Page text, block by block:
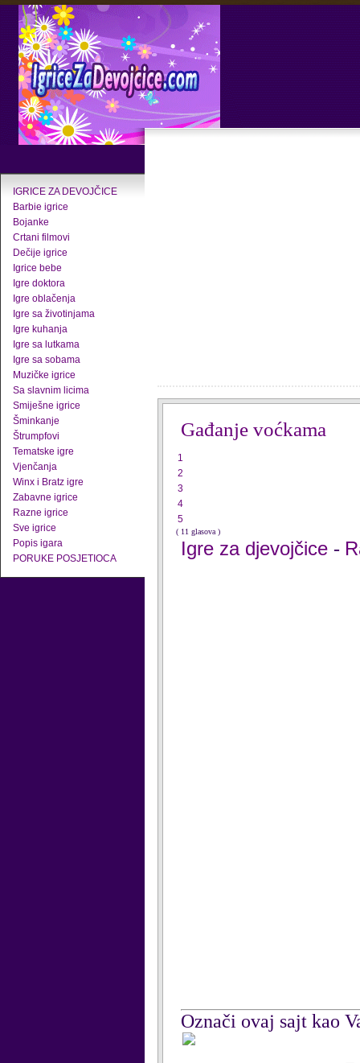
IGRICE ZA DEVOJČICE
Barbie igrice
Bojanke
Crtani filmovi
Dečije igrice
Igrice bebe
Igre doktora
Igre oblačenja
Igre sa životinjama
Igre kuhanja
Igre sa lutkama
Igre sa sobama
Muzičke igrice
Sa slavnim licima
Smiješne igrice
Šminkanje
Štrumpfovi
Tematske igre
Vjenčanja
Winx i Bratz igre
Zabavne igrice
Razne igrice
Sve igrice
Popis igara
PORUKE POSJETIOCA
Gađanje voćkama
1
2
3
4
5
( 11 glasova )
Igre za djevojčice -
Označi ovaj sajt kao